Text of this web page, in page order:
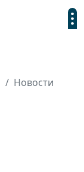
Новости